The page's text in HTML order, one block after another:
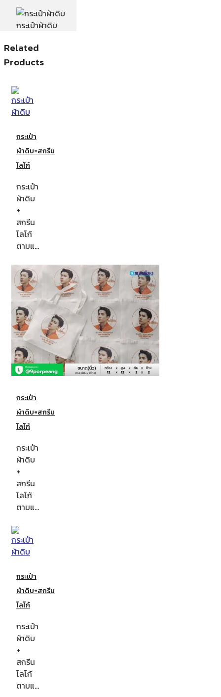
กระเป๋าผ้าดิบ
Related
Products
กระเป๋า
ผ้าดิบ+สกรีน
โลโก้
กระเป๋า
ผ้าดิบ
+
สกรีน
โลโก้
ตามแ…
กระเป๋า
ผ้าดิบ+สกรีน
โลโก้
กระเป๋า
ผ้าดิบ
+
สกรีน
โลโก้
ตามแ…
กระเป๋า
ผ้าดิบ+สกรีน
โลโก้
กระเป๋า
ผ้าดิบ
+
สกรีน
โลโก้
ตามแ…